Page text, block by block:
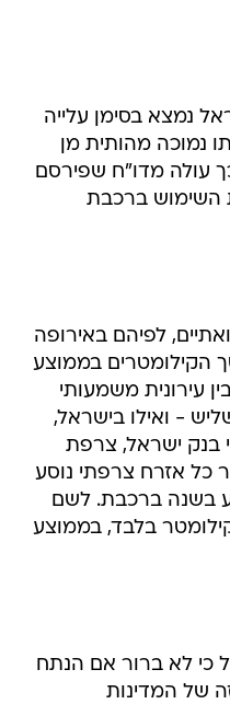
נמצא בסימן עלייה
נמוכה מהותית מן
עולה מדו"ח שפירסם
השימוש ברכבת
לפיהם באירופה
הקילומטרים בממוצע
עירונית משמעותי
- ואילו בישראל,
בנק ישראל, צרפת
כל אזרח צרפתי נוסע
בשנה ברכבת. לשם
הישראלי נוסע 191 קילומטר בלבד, בממוצע
כי לא ברור אם הנתח
של המדינות